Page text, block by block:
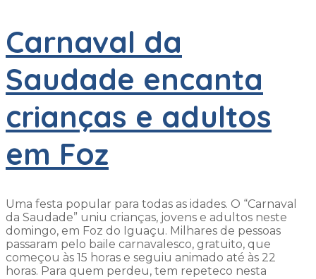
Carnaval da
Saudade encanta
crianças e adultos
em Foz
Uma festa popular para todas as idades. O “Carnaval
da Saudade” uniu crianças, jovens e adultos neste
domingo, em Foz do Iguaçu. Milhares de pessoas
passaram pelo baile carnavalesco, gratuito, que
começou às 15 horas e seguiu animado até às 22
horas. Para quem perdeu, tem repeteco nesta